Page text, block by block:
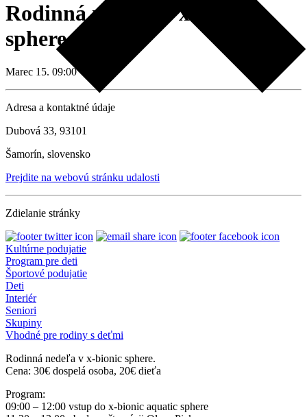
Rodinná nedeľa v x-bionic
sphere
Marec 15. 09:00
Adresa a kontaktné údaje
Dubová 33, 93101
Šamorín, slovensko
Prejdite na webovú stránku udalosti
Zdielanie stránky
Kultúrne podujatie
Program pre deti
Športové podujatie
Deti
Interiér
Seniori
Skupiny
Vhodné pre rodiny s deťmi
Rodinná nedeľa v x-bionic sphere.
Cena: 30€ dospelá osoba, 20€ dieťa
Program:
09:00 – 12:00 vstup do x-bionic aquatic sphere